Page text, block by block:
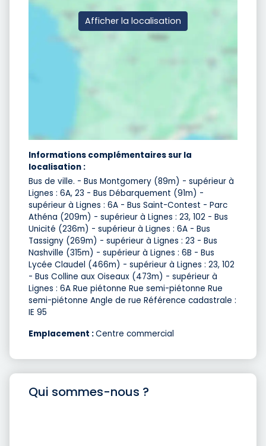
Afficher la localisation
Informations complémentaires sur la
localisation :
Bus de ville. - Bus Montgomery (89m) - supérieur à
Lignes : 6A, 23 - Bus Débarquement (91m) -
supérieur à Lignes : 6A - Bus Saint-Contest - Parc
Athéna (209m) - supérieur à Lignes : 23, 102 - Bus
Unicité (236m) - supérieur à Lignes : 6A - Bus
Tassigny (269m) - supérieur à Lignes : 23 - Bus
Nashville (315m) - supérieur à Lignes : 6B - Bus
Lycée Claudel (466m) - supérieur à Lignes : 23, 102
- Bus Colline aux Oiseaux (473m) - supérieur à
Lignes : 6A Rue piétonne Rue semi-piétonne Rue
semi-piétonne Angle de rue Référence cadastrale :
IE 95
Emplacement :Centre commercial
Qui sommes-nous ?